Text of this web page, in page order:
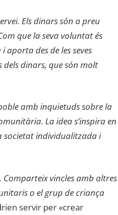
Els dinars són a preu
que la seva voluntat és
aporta des de les seves
dinars, que són molt
amb inquietuds sobre la
La idea s’inspira en
societat individualitzada i
Comparteix vincles amb altres
o el grup de criança
servir per «crear